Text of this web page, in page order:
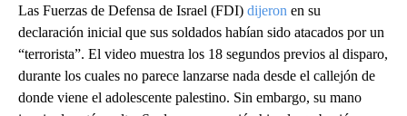
Las Fuerzas de Defensa de Israel (FDI) dijeron en su
declaración inicial que sus soldados habían sido atacados por un
“terrorista”. El video muestra los 18 segundos previos al disparo,
durante los cuales no parece lanzarse nada desde el callejón de
donde viene el adolescente palestino. Sin embargo, su mano